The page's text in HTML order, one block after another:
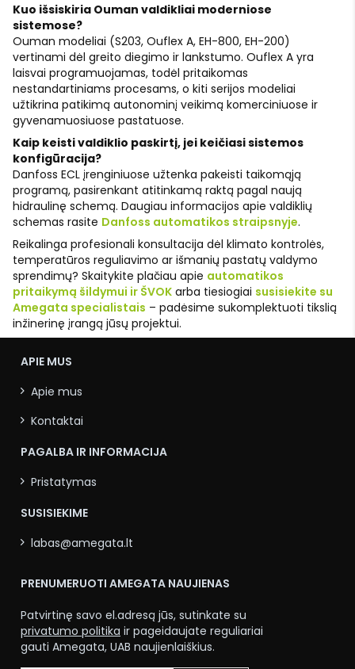
Kuo išsiskiria Ouman valdikliai moderniose
sistemose?
Ouman modeliai (S203, Ouflex A, EH-800, EH-200)
vertinami dėl greito diegimo ir lankstumo. Ouflex A yra
laisvai programuojamas, todėl pritaikomas
nestandartiniams procesams, o kiti serijos modeliai
užtikrina patikimą autonominį veikimą komerciniuose ir
gyvenamuosiuose pastatuose.
Kaip keisti valdiklio paskirtį, jei keičiasi sistemos
konfigūracija?
Danfoss ECL įrenginiuose užtenka pakeisti taikomąją
programą, pasirenkant atitinkamą raktą pagal naują
hidraulinę schemą. Daugiau informacijos apie valdiklių
schemas rasite Danfoss automatikos straipsnyje.
Reikalinga profesionali konsultacija dėl klimato kontrolės,
temperatūros reguliavimo ar išmanių pastatų valdymo
sprendimų? Skaitykite plačiau apie automatikos
pritaikymą šildymui ir ŠVOK arba tiesiogiai susisiekite su
Amegata specialistais – padėsime sukomplektuoti tikslią
inžinerinę įrangą jūsų projektui.
APIE MUS
Apie mus
Kontaktai
PAGALBA IR INFORMACIJA
Pristatymas
SUSISIEKIME
labas@amegata.lt
PRENUMERUOTI AMEGATA NAUJIENAS
Patvirtinę savo el.adresą jūs, sutinkate su
privatumo politika ir pageidaujate reguliariai
gauti Amegata, UAB naujienlaiškius.